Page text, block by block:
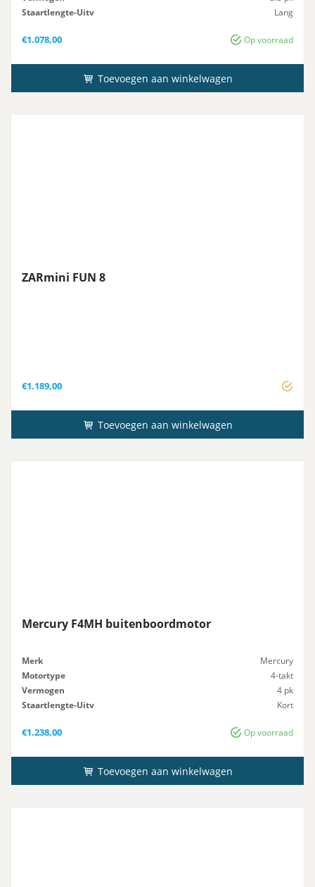
Staartlengte-Uitv
Lang
Op voorraad
€1.078,00
Toevoegen aan winkelwagen
ZARmini FUN 8
€1.189,00
Toevoegen aan winkelwagen
Mercury F4MH buitenboordmotor
Merk
Mercury
Motortype
4-takt
Vermogen
4 pk
Staartlengte-Uitv
Kort
Op voorraad
€1.238,00
Toevoegen aan winkelwagen